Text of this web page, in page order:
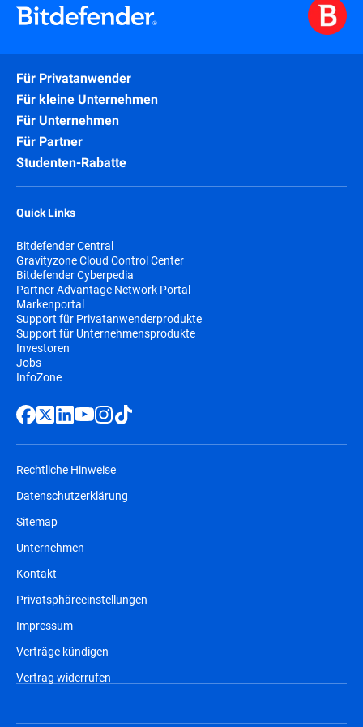
Für Privatanwender
Für kleine Unternehmen
Für Unternehmen
Für Partner
Studenten-Rabatte
Quick Links
Bitdefender Central
Gravityzone Cloud Control Center
Bitdefender Cyberpedia
Partner Advantage Network Portal
Markenportal
Support für Privatanwenderprodukte
Support für Unternehmensprodukte
Investoren
Jobs
InfoZone
Rechtliche Hinweise
Datenschutzerklärung
Sitemap
Unternehmen
Kontakt
Privatsphäreeinstellungen
Impressum
Verträge kündigen
Vertrag widerrufen